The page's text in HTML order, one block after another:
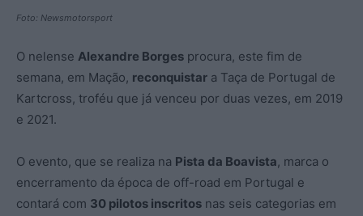
Foto: Newsmotorsport
O nelense Alexandre Borges procura, este fim de
semana, em Mação, reconquistar a Taça de Portugal de
Kartcross, troféu que já venceu por duas vezes, em 2019
e 2021.
O evento, que se realiza na Pista da Boavista, marca o
encerramento da época de off-road em Portugal e
contará com 30 pilotos inscritos nas seis categorias em